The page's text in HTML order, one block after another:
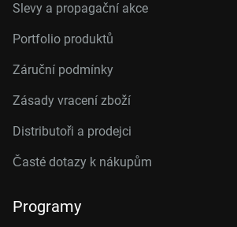
Slevy a propagační akce
Portfolio produktů
Záruční podmínky
Zásady vracení zboží
Distributoři a prodejci
Časté dotazy k nákupům
Programy